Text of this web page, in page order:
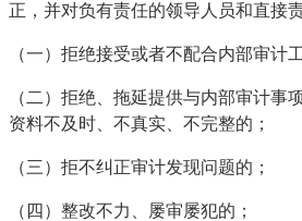
正，并对负有责任的领导人员和直接
（一）拒绝接受或者不配合内部审计
（二）拒绝、拖延提供与内部审计事
资料不及时、不真实、不完整的；
（三）拒不纠正审计发现问题的；
（四）整改不力、屡审屡犯的；